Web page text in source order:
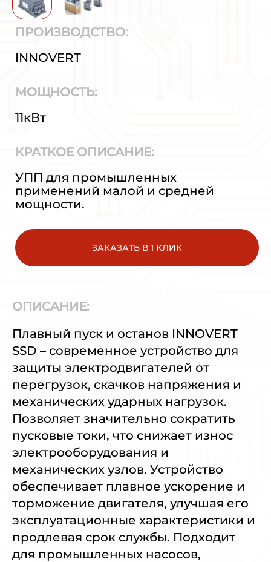
ПРОИЗВОДСТВО:
INNOVERT
МОЩНОСТЬ:
11кВт
КРАТКОЕ ОПИСАНИЕ:
УПП для промышленных
применений малой и средней
мощности.
ЗАКАЗАТЬ В 1 КЛИК
ОПИСАНИЕ:
Плавный пуск и останов INNOVERT
SSD – современное устройство для
защиты электродвигателей от
перегрузок, скачков напряжения и
механических ударных нагрузок.
Позволяет значительно сократить
пусковые токи, что снижает износ
электрооборудования и
механических узлов. Устройство
обеспечивает плавное ускорение и
торможение двигателя, улучшая его
эксплуатационные характеристики и
продлевая срок службы. Подходит
для промышленных насосов,